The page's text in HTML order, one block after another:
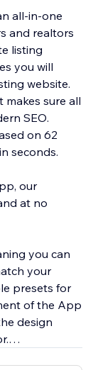
all-in-one
and realtors
listing
you will
website.
makes sure all
SEO.
on 62
seconds.
our
at no
you can
your
presets for
of the App
design